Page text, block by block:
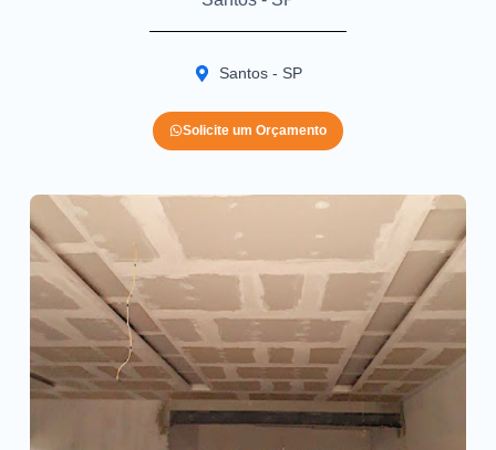
Santos - SP
Solicite um Orçamento